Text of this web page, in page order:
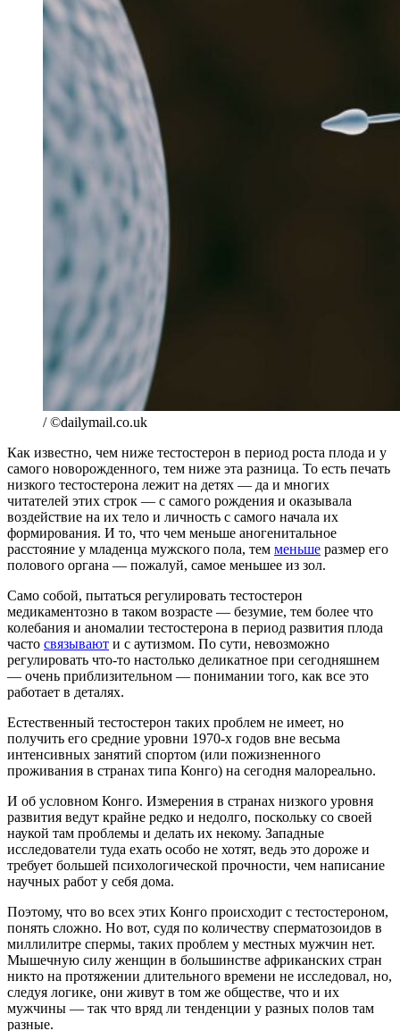
/ ©dailymail.co.uk
Как известно, чем ниже тестостерон в период роста плода и у
самого новорожденного, тем ниже эта разница. То есть печать
низкого тестостерона лежит на детях — да и многих
читателей этих строк — с самого рождения и оказывала
воздействие на их тело и личность с самого начала их
формирования. И то, что чем меньше аногенитальное
расстояние у младенца мужского пола, тем меньше размер его
полового органа — пожалуй, самое меньшее из зол.
Само собой, пытаться регулировать тестостерон
медикаментозно в таком возрасте — безумие, тем более что
колебания и аномалии тестостерона в период развития плода
часто связывают и с аутизмом. По сути, невозможно
регулировать что-то настолько деликатное при сегодняшнем
— очень приблизительном — понимании того, как все это
работает в деталях.
Естественный тестостерон таких проблем не имеет, но
получить его средние уровни 1970-х годов вне весьма
интенсивных занятий спортом (или пожизненного
проживания в странах типа Конго) на сегодня малореально.
И об условном Конго. Измерения в странах низкого уровня
развития ведут крайне редко и недолго, поскольку со своей
наукой там проблемы и делать их некому. Западные
исследователи туда ехать особо не хотят, ведь это дороже и
требует большей психологической прочности, чем написание
научных работ у себя дома.
Поэтому, что во всех этих Конго происходит с тестостероном,
понять сложно. Но вот, судя по количеству сперматозоидов в
миллилитре спермы, таких проблем у местных мужчин нет.
Мышечную силу женщин в большинстве африканских стран
никто на протяжении длительного времени не исследовал, но,
следуя логике, они живут в том же обществе, что и их
мужчины — так что вряд ли тенденции у разных полов там
разные.